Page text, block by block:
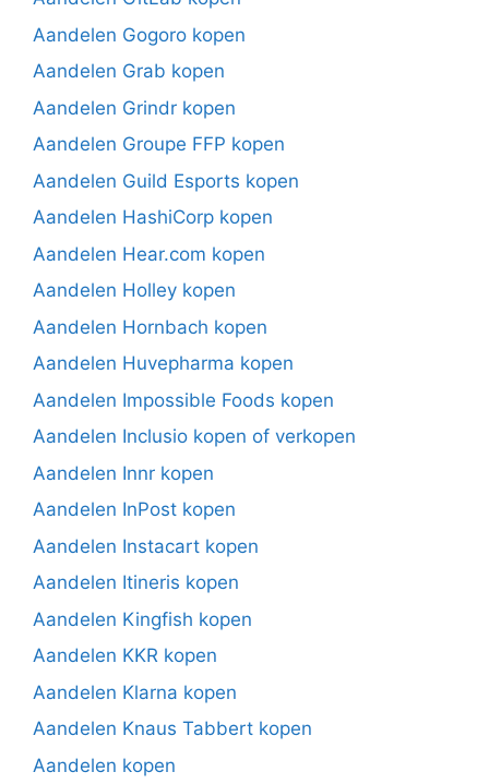
Aandelen Gogoro kopen
Aandelen Grab kopen
Aandelen Grindr kopen
Aandelen Groupe FFP kopen
Aandelen Guild Esports kopen
Aandelen HashiCorp kopen
Aandelen Hear.com kopen
Aandelen Holley kopen
Aandelen Hornbach kopen
Aandelen Huvepharma kopen
Aandelen Impossible Foods kopen
Aandelen Inclusio kopen of verkopen
Aandelen Innr kopen
Aandelen InPost kopen
Aandelen Instacart kopen
Aandelen Itineris kopen
Aandelen Kingfish kopen
Aandelen KKR kopen
Aandelen Klarna kopen
Aandelen Knaus Tabbert kopen
Aandelen kopen